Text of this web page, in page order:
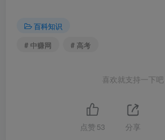
百科知识
# 中赚网
# 高考
喜欢就支持一下吧
点赞 53 分享